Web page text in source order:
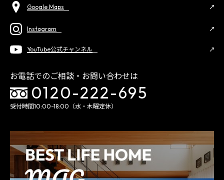
Google Maps
Instagram
YouTube公式チャンネル
お電話でのご相談・お問い合わせは
0120-222-695
受付時間10:00-18:00（水・木曜定休）